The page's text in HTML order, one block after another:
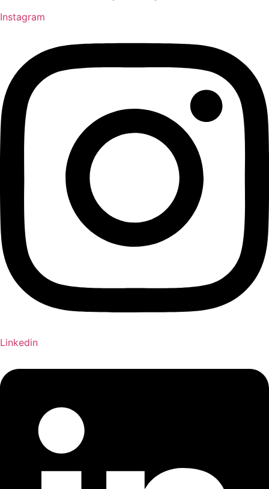
Instagram
Linkedin